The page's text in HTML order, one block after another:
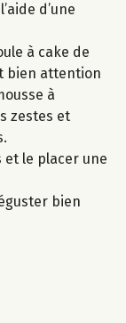
d’une
à cake de
bien attention
à
zestes et
et le placer une
bien